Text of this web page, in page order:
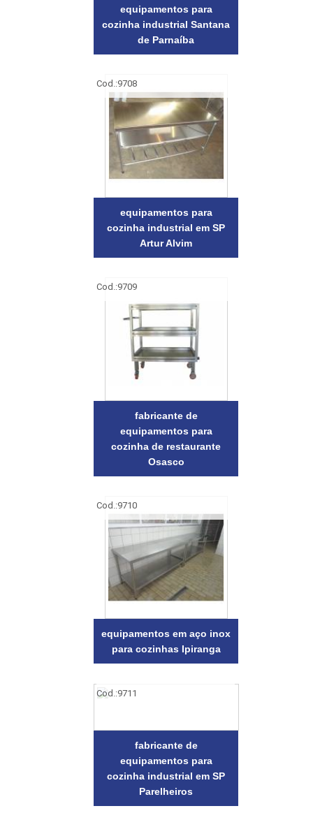
equipamentos para
cozinha industrial Santana
de Parnaíba
Cod.:9708
equipamentos para
cozinha industrial em SP
Artur Alvim
Cod.:9709
fabricante de
equipamentos para
cozinha de restaurante
Osasco
Cod.:9710
equipamentos em aço inox
para cozinhas Ipiranga
Cod.:9711
fabricante de
equipamentos para
cozinha industrial em SP
Parelheiros